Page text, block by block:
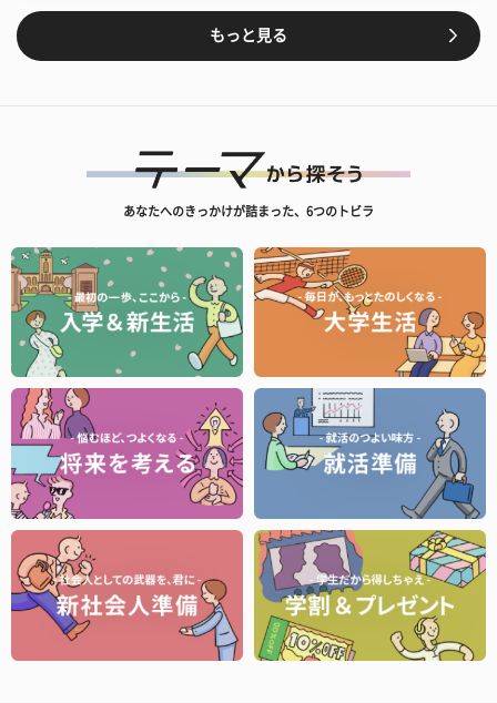
もっと見る
あなたへのきっかけが詰まった、6つのトビラ